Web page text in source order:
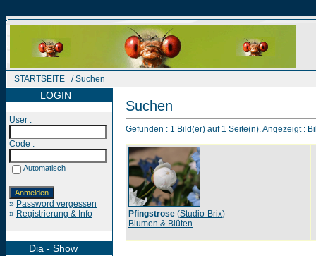
STARTSEITE / Suchen
LOGIN
User :
Code :
Automatisch
» Password vergessen
» Registrierung & Info
Dia - Show
Suchen
Gefunden : 1 Bild(er) auf 1 Seite(n). Angezeigt :
Pfingstrose (Studio-Brix)
Blumen & Blüten